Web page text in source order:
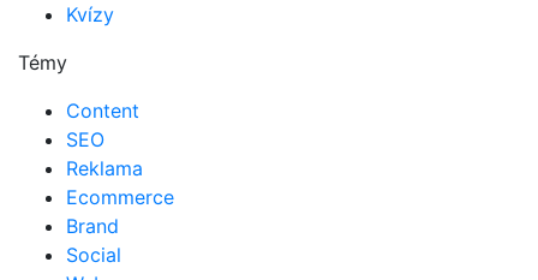
Kvízy
Témy
Content
SEO
Reklama
Ecommerce
Brand
Social